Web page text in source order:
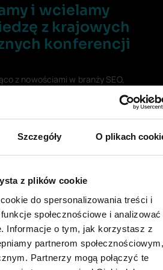
Szczegóły O plikach
z plików cookie
do spersonalizowania treści i
społecznościowe i analizować
Informacje o tym, jak korzystasz z
partnerom społecznościowym,
Partnerzy mogą połączyć te
i wcielamy
z krajowych
konferencji
z nowościami w branży SEO,
grup eksperckich
w krajowych i globalnych
Dzięki temu nieustannie
procesy i dostosowujemy
i wytycznych w SEO.